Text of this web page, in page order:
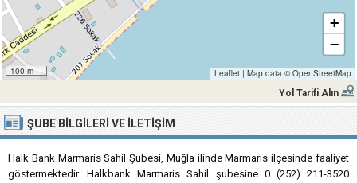
100 m
+
−
Leaflet | Map data © OpenStreetMap
Yol Tarifi Alın
ŞUBE BILGILERI VE İLETIŞIM
Halk Bank Marmaris Sahil Şubesi, Muğla ilinde Marmaris ilçesinde faaliyet
göstermektedir. Halkbank Marmaris Sahil şubesine 0 (252) 211-3520